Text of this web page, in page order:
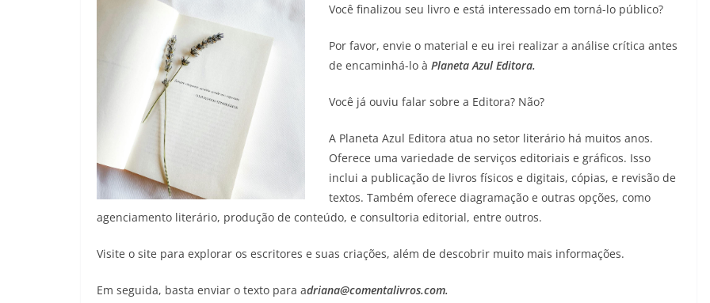
Você finalizou seu livro e está interessado em torná-lo público?
Por favor, envie o material e eu irei realizar a análise crítica antes
de encaminhá-lo à Planeta Azul Editora.
Você já ouviu falar sobre a Editora? Não?
A Planeta Azul Editora atua no setor literário há muitos anos.
Oferece uma variedade de serviços editoriais e gráficos. Isso
inclui a publicação de livros físicos e digitais, cópias, e revisão de
textos. Também oferece diagramação e outras opções, como
agenciamento literário, produção de conteúdo, e consultoria editorial, entre outros.
Visite o site para explorar os escritores e suas criações, além de descobrir muito mais informações.
Em seguida, basta enviar o texto para adriana@comentalivros.com.